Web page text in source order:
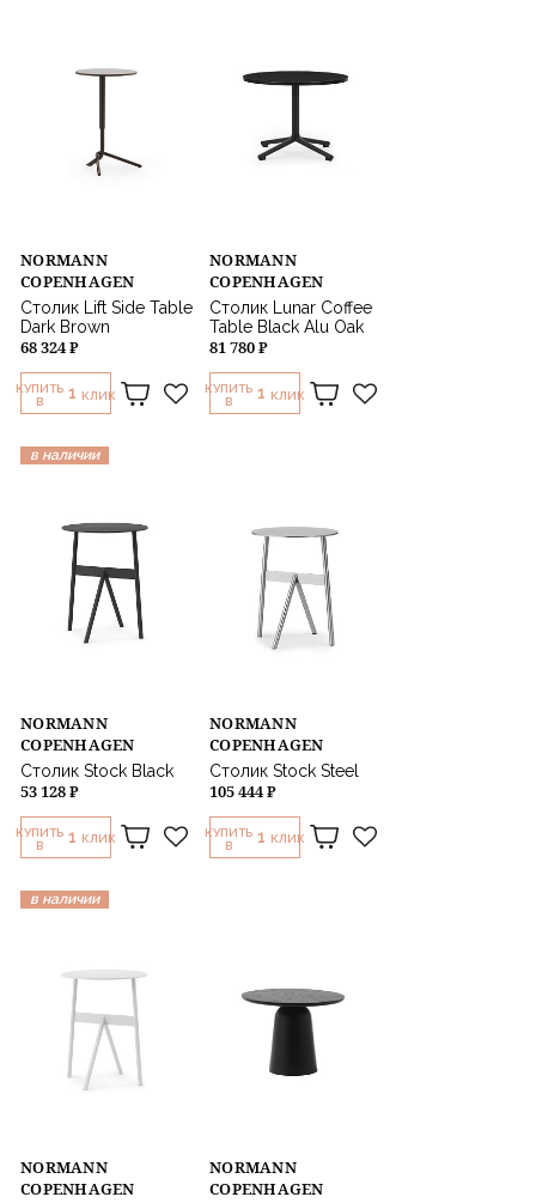
NORMANN
COPENHAGEN
Столик Lift Side Table
Dark Brown
68 324 ₽
КУПИТЬ
В
1 КЛИК
NORMANN
COPENHAGEN
Столик Lunar Coffee
Table Black Alu Oak
81 780 ₽
КУПИТЬ
В
1 КЛИК
в наличии
NORMANN
COPENHAGEN
Столик Stock Black
53 128 ₽
КУПИТЬ
В
1 КЛИК
NORMANN
COPENHAGEN
Столик Stock Steel
105 444 ₽
КУПИТЬ
В
1 КЛИК
в наличии
NORMANN
COPENHAGEN
NORMANN
COPENHAGEN